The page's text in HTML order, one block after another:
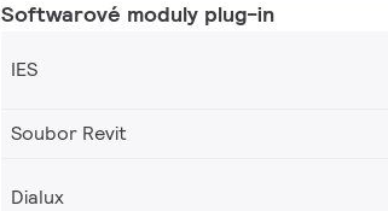
Softwarové moduly plug-in
IES
Soubor Revit
Dialux